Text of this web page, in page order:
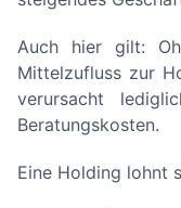
Auch hier gilt:
Mittelzufluss zur
verursacht
Beratungskosten.
Eine Holding lohnt